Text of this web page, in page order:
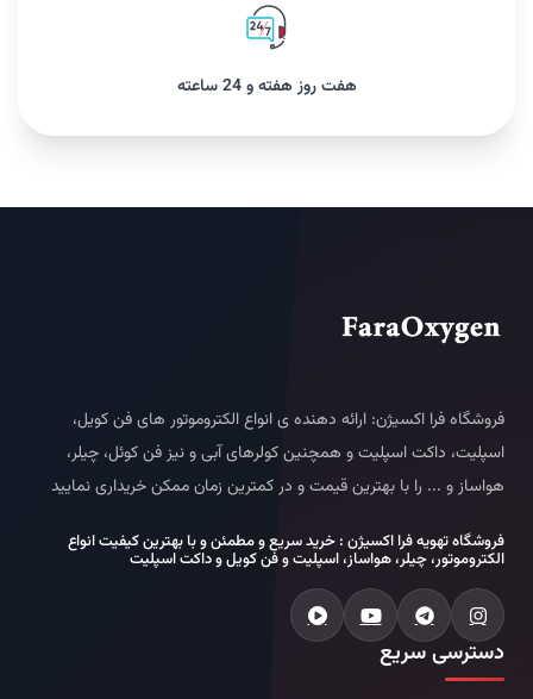
هفت روز هفته و 24 ساعته
فروشگاه فرا اکسیژن: ارائه دهنده ی انواع الکتروموتور های فن کویل،
اسپلیت، داکت اسپلیت و همچنین کولرهای آبی و نیز فن کوئل، چیلر،
هواساز و ... را با بهترین قیمت و در کمترین زمان ممکن خریداری نمایید
فروشگاه تهویه فرا اکسیژن : خرید سریع و مطمئن و با بهترین کیفیت انواع
الکتروموتور، چیلر، هواساز، اسپلیت و فن کویل و داکت اسپلیت
دسترسی سریع